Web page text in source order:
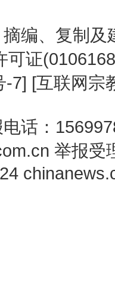
编、复制
可证
-7] [互联网宗
话：
举报受